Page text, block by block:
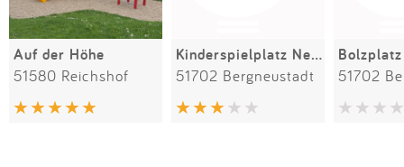
Auf der Höhe
51580 Reichshof
Kinderspielplatz Neuenothe
51702 Bergneustadt 51702